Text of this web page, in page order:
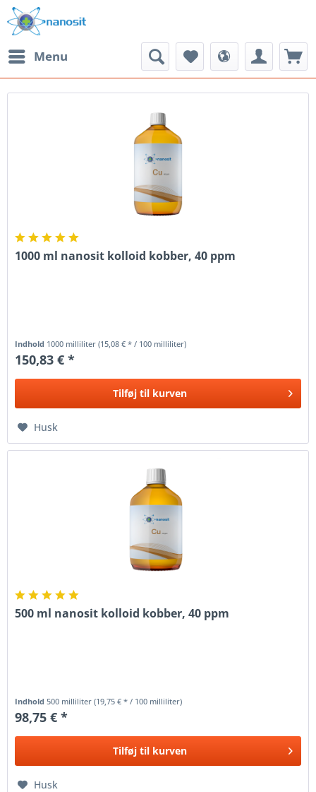
Menu
1000 ml nanosit kolloid kobber, 40 ppm
Indhold 1000 milliliter(15,08 € * / 100 milliliter)
150,83 € *
Tilføj til kurven
Husk
500 ml nanosit kolloid kobber, 40 ppm
Indhold 500 milliliter(19,75 € * / 100 milliliter)
98,75 € *
Tilføj til kurven
Husk